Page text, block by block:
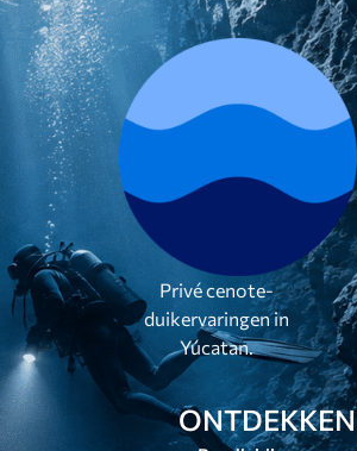
Privé cenote-
duikervaringen in
Yúcatan.
ONTDEKKEN